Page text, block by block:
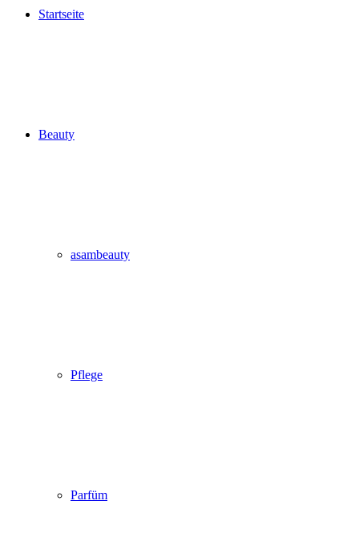
Startseite
Beauty
asambeauty
Pflege
Parfüm